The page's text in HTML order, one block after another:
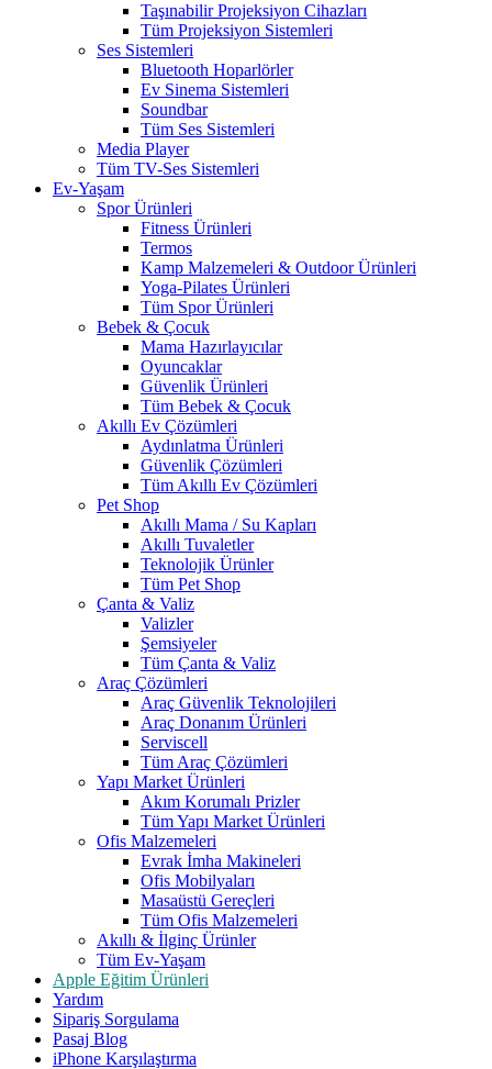
Taşınabilir Projeksiyon Cihazları
Tüm Projeksiyon Sistemleri
Ses Sistemleri
Bluetooth Hoparlörler
Ev Sinema Sistemleri
Soundbar
Tüm Ses Sistemleri
Media Player
Tüm TV-Ses Sistemleri
Ev-Yaşam
Spor Ürünleri
Fitness Ürünleri
Termos
Kamp Malzemeleri & Outdoor Ürünleri
Yoga-Pilates Ürünleri
Tüm Spor Ürünleri
Bebek & Çocuk
Mama Hazırlayıcılar
Oyuncaklar
Güvenlik Ürünleri
Tüm Bebek & Çocuk
Akıllı Ev Çözümleri
Aydınlatma Ürünleri
Güvenlik Çözümleri
Tüm Akıllı Ev Çözümleri
Pet Shop
Akıllı Mama / Su Kapları
Akıllı Tuvaletler
Teknolojik Ürünler
Tüm Pet Shop
Çanta & Valiz
Valizler
Şemsiyeler
Tüm Çanta & Valiz
Araç Çözümleri
Araç Güvenlik Teknolojileri
Araç Donanım Ürünleri
Serviscell
Tüm Araç Çözümleri
Yapı Market Ürünleri
Akım Korumalı Prizler
Tüm Yapı Market Ürünleri
Ofis Malzemeleri
Evrak İmha Makineleri
Ofis Mobilyaları
Masaüstü Gereçleri
Tüm Ofis Malzemeleri
Akıllı & İlginç Ürünler
Tüm Ev-Yaşam
Apple Eğitim Ürünleri
Yardım
Sipariş Sorgulama
Pasaj Blog
iPhone Karşılaştırma